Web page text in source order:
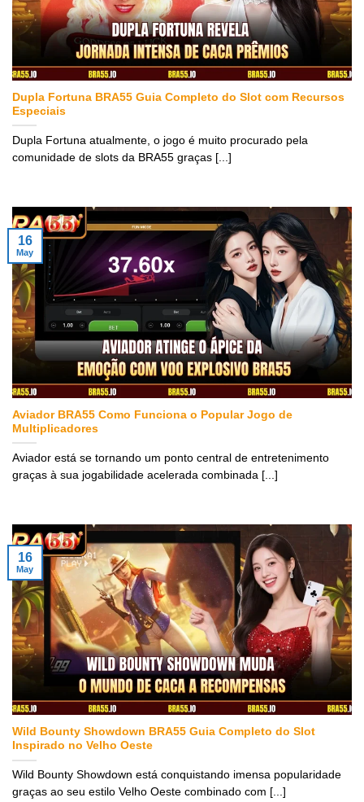
Dupla Fortuna BRA55 Guia Completo do Slot com Recursos
Especiais
Dupla Fortuna atualmente, o jogo é muito procurado pela
comunidade de slots da BRA55 graças [...]
Aviador BRA55 Como Funciona o Popular Jogo de
Multiplicadores
Aviador está se tornando um ponto central de entretenimento
graças à sua jogabilidade acelerada combinada [...]
16
May
Wild Bounty Showdown BRA55 Guia Completo do Slot
Inspirado no Velho Oeste
Wild Bounty Showdown está conquistando imensa popularidade
graças ao seu estilo Velho Oeste combinado com [...]
16
May